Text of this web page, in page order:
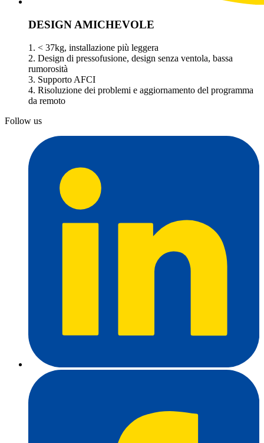
DESIGN AMICHEVOLE
1. < 37kg, installazione più leggera
2. Design di pressofusione, design senza ventola, bassa
rumorosità
3. Supporto AFCI
4. Risoluzione dei problemi e aggiornamento del programma
da remoto
Follow us